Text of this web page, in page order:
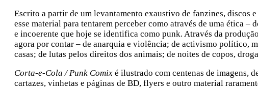
Escrito a partir de um levantamento exaustivo de fanzines, discos
esse material para tentarem perceber como através de uma ética
e incoerente que hoje se identifica como punk. Através da
agora por contar – de anarquia e violência; de activismo político,
casas; de lutas pelos direitos dos animais; de noites de copos,
Corta-e-Cola / Punk Comix é ilustrado com centenas de imagens,
cartazes, vinhetas e páginas de BD, flyers e outro material